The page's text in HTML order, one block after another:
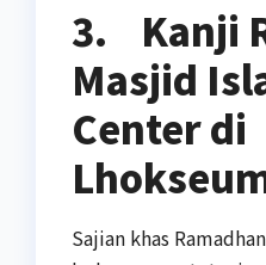
3. Kanji
Masjid
Center di
Sajian khas